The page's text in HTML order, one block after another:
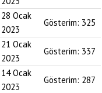
28 Ocak
2023
Gösterim: 325
21 Ocak
2023
Gösterim: 337
14 Ocak
2023
Gösterim: 287